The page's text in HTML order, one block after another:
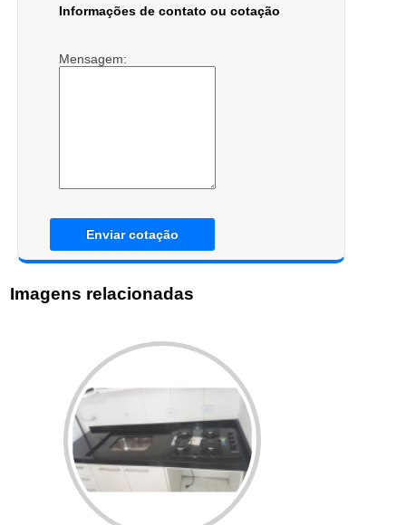
Informações de contato ou cotação
Mensagem:
Enviar cotação
Imagens relacionadas